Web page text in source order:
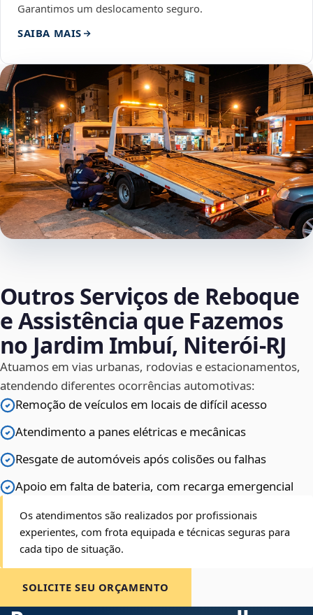
Garantimos um deslocamento seguro.
SAIBA MAIS
Outros Serviços de Reboque
e Assistência que Fazemos
no Jardim Imbuí, Niterói‑RJ
Atuamos em vias urbanas, rodovias e estacionamentos,
atendendo diferentes ocorrências automotivas:
Remoção de veículos em locais de difícil acesso
Atendimento a panes elétricas e mecânicas
Resgate de automóveis após colisões ou falhas
Apoio em falta de bateria, com recarga emergencial
Os atendimentos são realizados por profissionais
experientes, com frota equipada e técnicas seguras para
cada tipo de situação.
SOLICITE SEU ORÇAMENTO